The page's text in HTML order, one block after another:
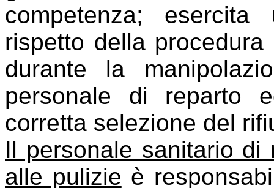
competenza;
rispetto della
durante la
personale di reparto
corretta selezione del
Il personale sanitario
alle pulizie è